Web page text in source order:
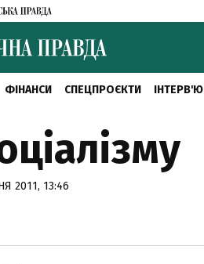
ФІНАНСИ СПЕЦПРОЄКТИ ІНТЕРВ'Ю
2011, 13:46